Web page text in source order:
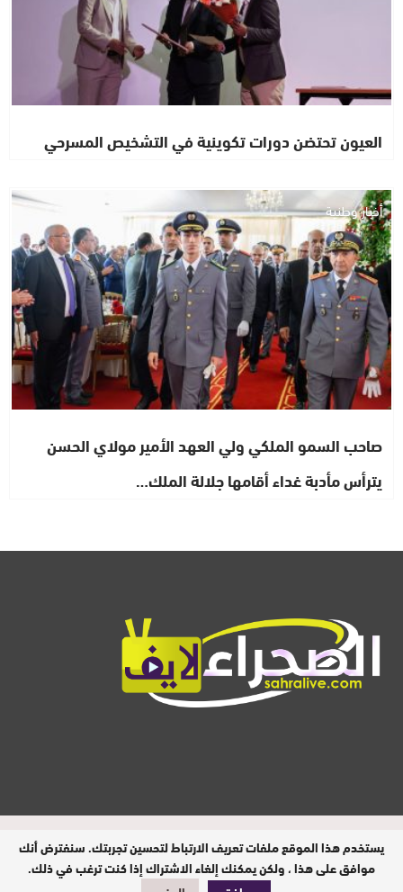
العيون تحتضن دورات تكوينية في التشخيص المسرحي
أخبار وطنية
صاحب السمو الملكي ولي العهد الأمير مولاي الحسن
يترأس مأدبة غداء أقامها جلالة الملك…
المدير المسؤول : ابيبك المحفوظ / جميع
الحقوق محفوظة © 2026
يستخدم هذا الموقع ملفات تعريف الارتباط لتحسين تجربتك. سنفترض أنك
موافق على هذا ، ولكن يمكنك إلغاء الاشتراك إذا كنت ترغب في ذلك.